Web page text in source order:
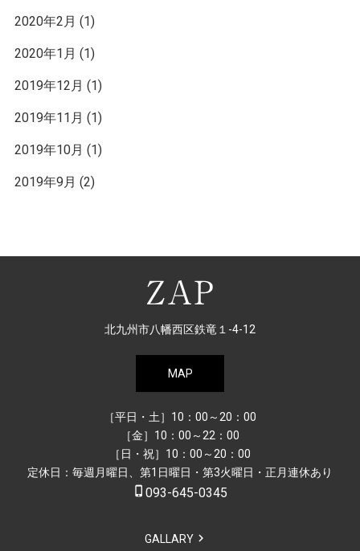
2020年2月 (1)
2020年1月 (1)
2019年12月 (1)
2019年11月 (1)
2019年10月 (1)
2019年9月 (2)
北九州市八幡西区鉄竜１-4-12
MAP
［平日・土］10：00～20：00
［金］10：00～22：00
［日・祝］10：00～20：00
定休日：毎週月曜日、第1日曜日・第3火曜日・正月連休あり
phone_iphone 093-645-0345
GALLARY